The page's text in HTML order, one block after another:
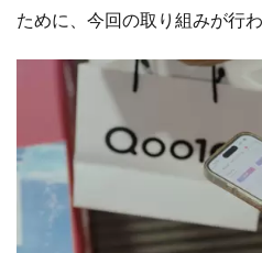
ために、今回の取り組みが行わ